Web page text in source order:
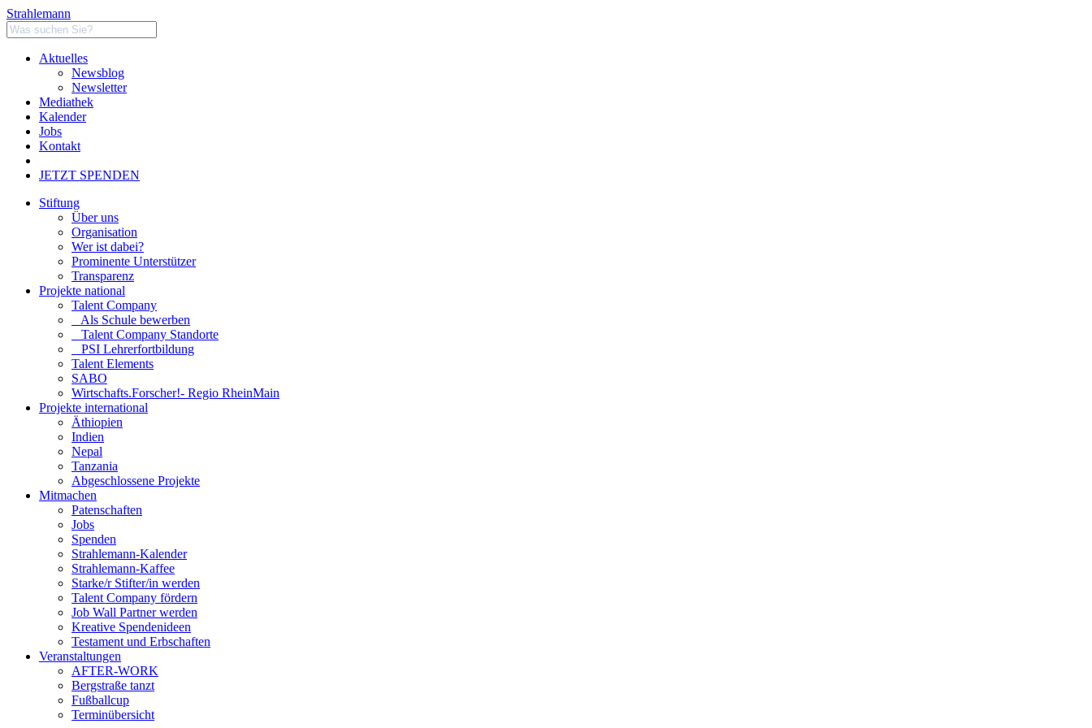
Strahlemann
Aktuelles
Newsblog
Newsletter
Mediathek
Kalender
Jobs
Kontakt
JETZT SPENDEN
Stiftung
Über uns
Organisation
Wer ist dabei?
Prominente Unterstützer
Transparenz
Projekte national
Talent Company
Als Schule bewerben
Talent Company Standorte
PSI Lehrerfortbildung
Talent Elements
SABO
Wirtschafts.Forscher!- Regio RheinMain
Projekte international
Äthiopien
Indien
Nepal
Tanzania
Abgeschlossene Projekte
Mitmachen
Patenschaften
Jobs
Spenden
Strahlemann-Kalender
Strahlemann-Kaffee
Starke/r Stifter/in werden
Talent Company fördern
Job Wall Partner werden
Kreative Spendenideen
Testament und Erbschaften
Veranstaltungen
AFTER-WORK
Bergstraße tanzt
Fußballcup
Terminübersicht